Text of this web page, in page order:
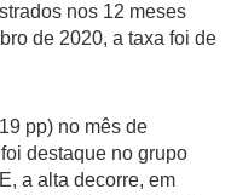
nos 12 meses
de 2020, a taxa foi de
pp) no mês de
destaque no grupo
a alta decorre, em